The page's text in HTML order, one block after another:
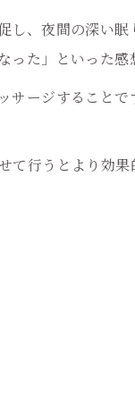
し、夜間の深い
た」といった感
サージすること
て行うとより効